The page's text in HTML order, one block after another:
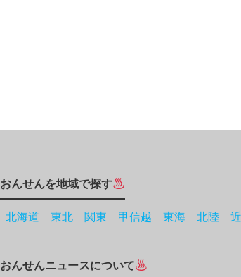
おんせんを地域で探す
北海道 東北 関東 甲信越 東海 北陸
おんせんニュースについて